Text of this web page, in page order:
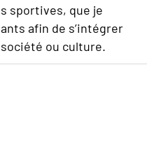
sportives, que je
afin de s’intégrer
ou culture.